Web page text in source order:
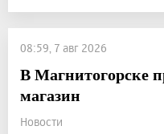
08:59, 7 авг 2026
В Магнитогорске
магазин
Новости